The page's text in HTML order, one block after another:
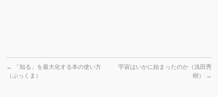
←
「知る」を最大化する本の使い方
（ぶっくま）
宇宙はいかに始まったのか（浅田秀
樹）
→